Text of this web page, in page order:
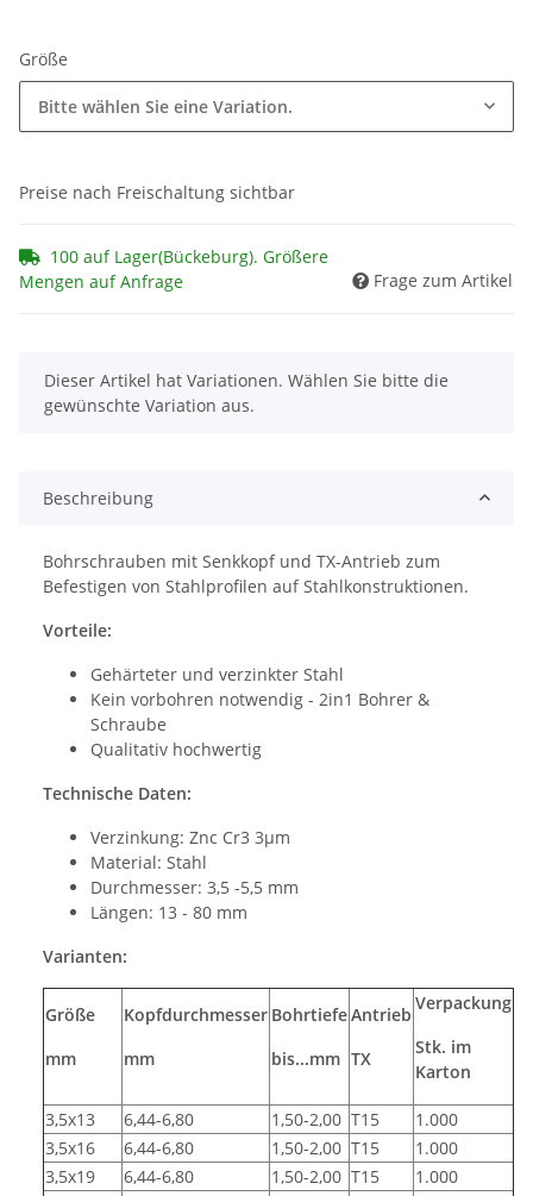
Größe
Bitte wählen Sie eine Variation.
Preise nach Freischaltung sichtbar
100 auf Lager(Bückeburg). Größere
Mengen auf Anfrage
Frage zum Artikel
x
Dieser Artikel hat Variationen. Wählen Sie bitte die
gewünschte Variation aus.
Beschreibung
Bohrschrauben mit Senkkopf und TX-Antrieb zum
Befestigen von Stahlprofilen auf Stahlkonstruktionen.
Vorteile:
Gehärteter und verzinkter Stahl
Kein vorbohren notwendig - 2in1 Bohrer &
Schraube
Qualitativ hochwertig
Technische Daten:
Verzinkung: Znc Cr3 3µm
Material: Stahl
Durchmesser: 3,5 -5,5 mm
Längen: 13 - 80 mm
Varianten:
Größe
mm
Kopfdurchmesser
mm
Bohrtiefe
bis...mm
Antrieb
TX
Verpackung
Stk. im
Karton
3,5x13 6,44-6,80 1,50-2,00 T15
1.000
3,5x16
6,44-6,80 1,50-2,00 T15
1.000
3,5x19
6,44-6,80 1,50-2,00 T15
1.000